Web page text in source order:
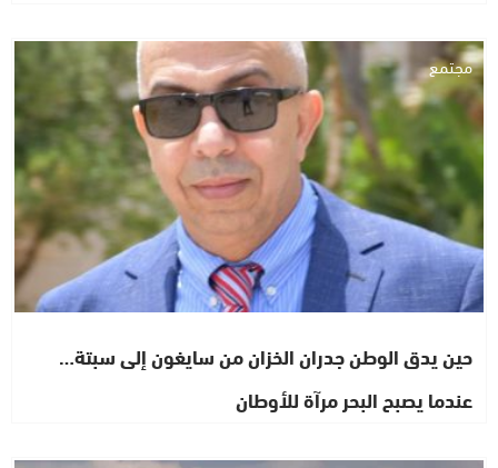
مجتمع
حين يدق الوطن جدران الخزان من سايغون إلى سبتة…
عندما يصبح البحر مرآة للأوطان